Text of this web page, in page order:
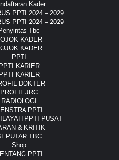
Kader
PPTI 2024 – 2029
PPTI 2024 – 2029
Penyintas Tbc
KADER
KADER
PPTI
PPTI KARIER
PPTI KARIER
DOKTER
PROFIL JRC
RADIOLOGI
PPTI
PPTI PUSAT
& KRITIK
TBC
Shop
PPTI